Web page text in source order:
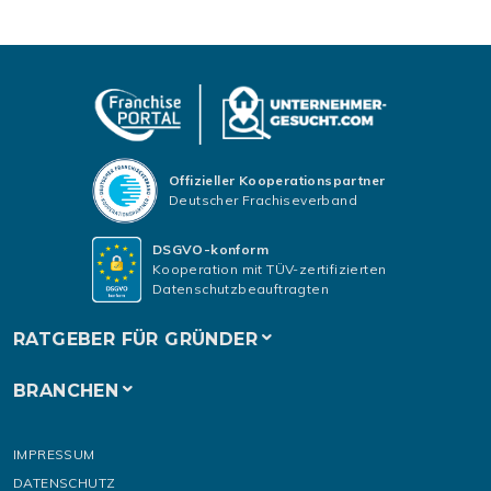
Offizieller Kooperationspartner
Deutscher Frachiseverband
DSGVO-konform
Kooperation mit TÜV-zertifizierten
Datenschutzbeauftragten
RATGEBER FÜR GRÜNDER
BRANCHEN
IMPRESSUM
DATENSCHUTZ